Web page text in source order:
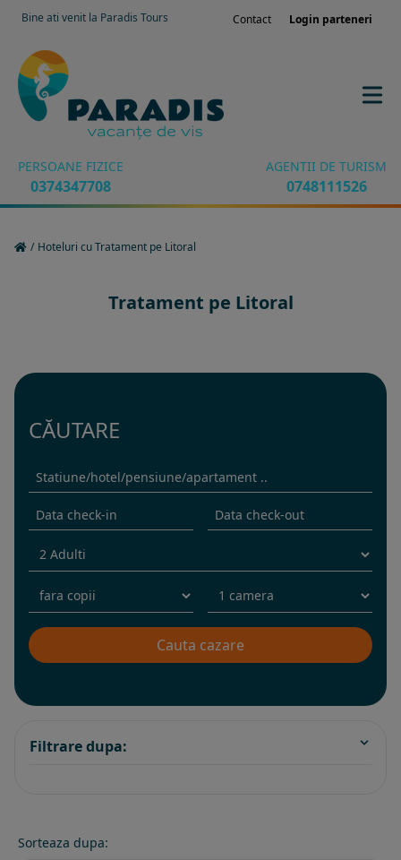
Bine ati venit la Paradis Tours Contact Login parteneri
PERSOANE FIZICE
0374347708
AGENTII DE TURISM
0748111526
/ Hoteluri cu Tratament pe Litoral
Tratament pe Litoral
CĂUTARE
Filtrare dupa:
Sorteaza dupa: